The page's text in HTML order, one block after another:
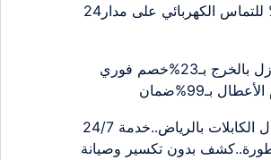
دقيق 100% للتماس الكهربائي على مدار24
كهربائي منازل بالخرج بـ23%خصم فوري
بـ99%ضمان
كشف اعطال الكابلات بالرياض..خدمة 24/7
بدون تكسير وصيانة